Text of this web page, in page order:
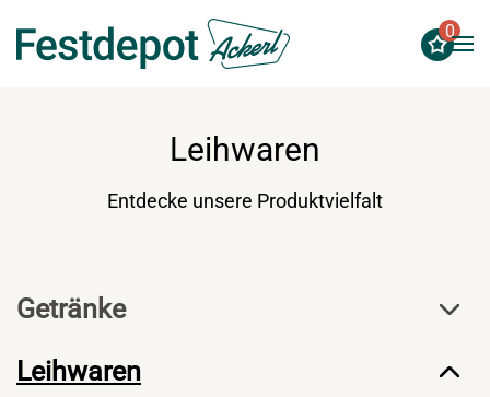
Zum Hauptinhalt springen
0
Leihwaren
Entdecke unsere Produktvielfalt
Getränke
Leihwaren